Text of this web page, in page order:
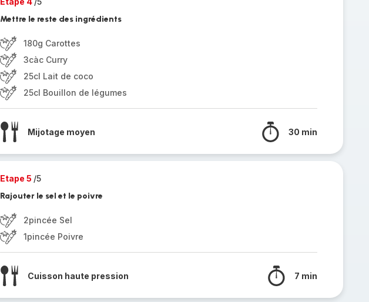
Mettre le reste des ingrédients
180g Carottes
3càc Curry
25cl Lait de coco
25cl Bouillon de légumes
Mijotage moyen 30 min
Etape 5 /5
Rajouter le sel et le poivre
2pincée Sel
1pincée Poivre
Cuisson haute pression 7 min